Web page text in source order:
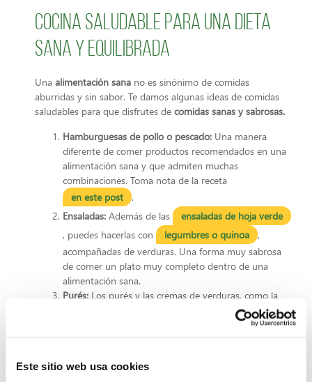
Este sitio web usa cookies
Cocina saludable para una dieta
sana y equilibrada
Una alimentación sana no es sinónimo de comidas
aburridas y sin sabor. Te damos algunas ideas de comidas
saludables para que disfrutes de comidas sanas y sabrosas.
Hamburguesas de pollo o pescado: Una manera
diferente de comer productos recomendados en una
alimentación sana y que admiten muchas
combinaciones. Toma nota de la receta
en este post
.
Ensaladas: Además de las
ensaladas de hoja verde
, puedes hacerlas con
legumbres o quinoa
,
acompañadas de verduras. Una forma muy sabrosa
de comer un plato muy completo dentro de una
alimentación sana.
Purés: Los purés y las cremas de verduras, como la
calabaza, el puerro o el calabacín, son muy sencillos y
apenas aportan calorías. Una opción excelente como
primer plato en una comida o cena. Evita añadir nata
Platos tradicionales:Los platos tradicionales son